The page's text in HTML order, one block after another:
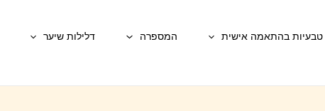
טבעיות בהתאמה אישית המספרה דלילות שיער